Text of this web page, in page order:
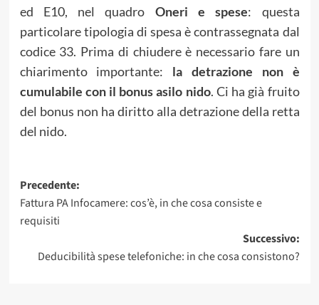
ed E10, nel quadro Oneri e spese: questa
particolare tipologia di spesa è contrassegnata dal
codice 33. Prima di chiudere è necessario fare un
chiarimento importante: la detrazione non è
cumulabile con il bonus asilo nido. Ci ha già fruito
del bonus non ha diritto alla detrazione della retta
del nido.
Navigazione
articolo
Precedente:
Fattura PA Infocamere: cos’è, in che cosa consiste e
requisiti
Successivo:
Deducibilità spese telefoniche: in che cosa consistono?